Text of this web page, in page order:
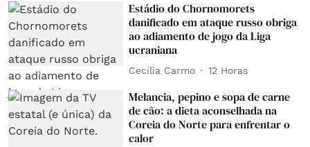
Estádio do Chornomorets
danificado em ataque russo obriga
ao adiamento de jogo da Liga
ucraniana
Cecília Carmo 12 Horas
Melancia, pepino e sopa de carne
de cão: a dieta aconselhada na
Coreia do Norte para enfrentar o
calor